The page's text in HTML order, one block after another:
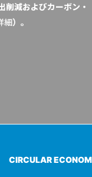
削減およびカーボン・
細）。
CIRCULAR